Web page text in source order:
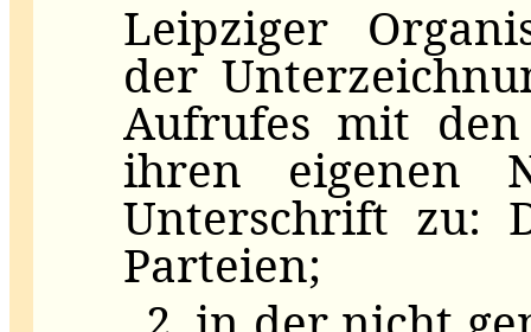
Leipziger
der
Aufrufes mit
ihren eigenen
Unterschrift zu:
Parteien;